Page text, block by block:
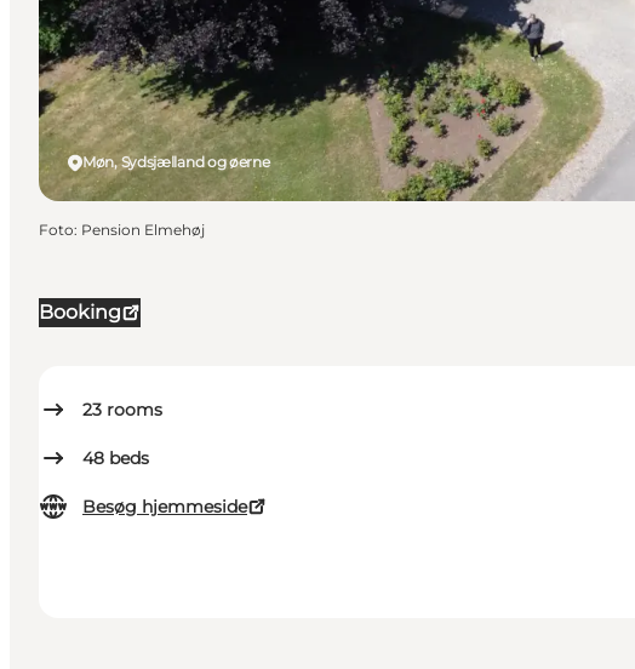
Booking
23 rooms
48 beds
Besøg hjemmeside
Møn, Sydsjælland og øerne
Foto: Pension Elmehøj